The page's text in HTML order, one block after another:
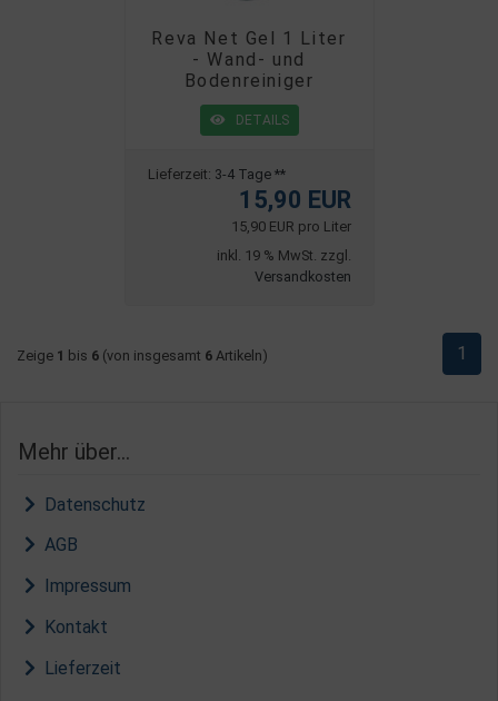
Reva Net Gel 1 Liter
- Wand- und
Bodenreiniger
DETAILS
Lieferzeit: 3-4 Tage **
15,90 EUR
15,90 EUR pro Liter
inkl. 19 % MwSt. zzgl.
Versandkosten
Zeige 1 bis 6 (von insgesamt 6 Artikeln) 1
Mehr über...
Datenschutz
AGB
Impressum
Kontakt
Lieferzeit